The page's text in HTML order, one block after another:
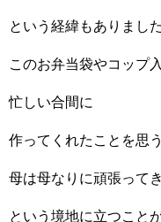
という経緯もありまし
このお弁当袋やコップ
忙しい合間に
作ってくれたことを思
母は母なりに頑張って
という境地に立つこと